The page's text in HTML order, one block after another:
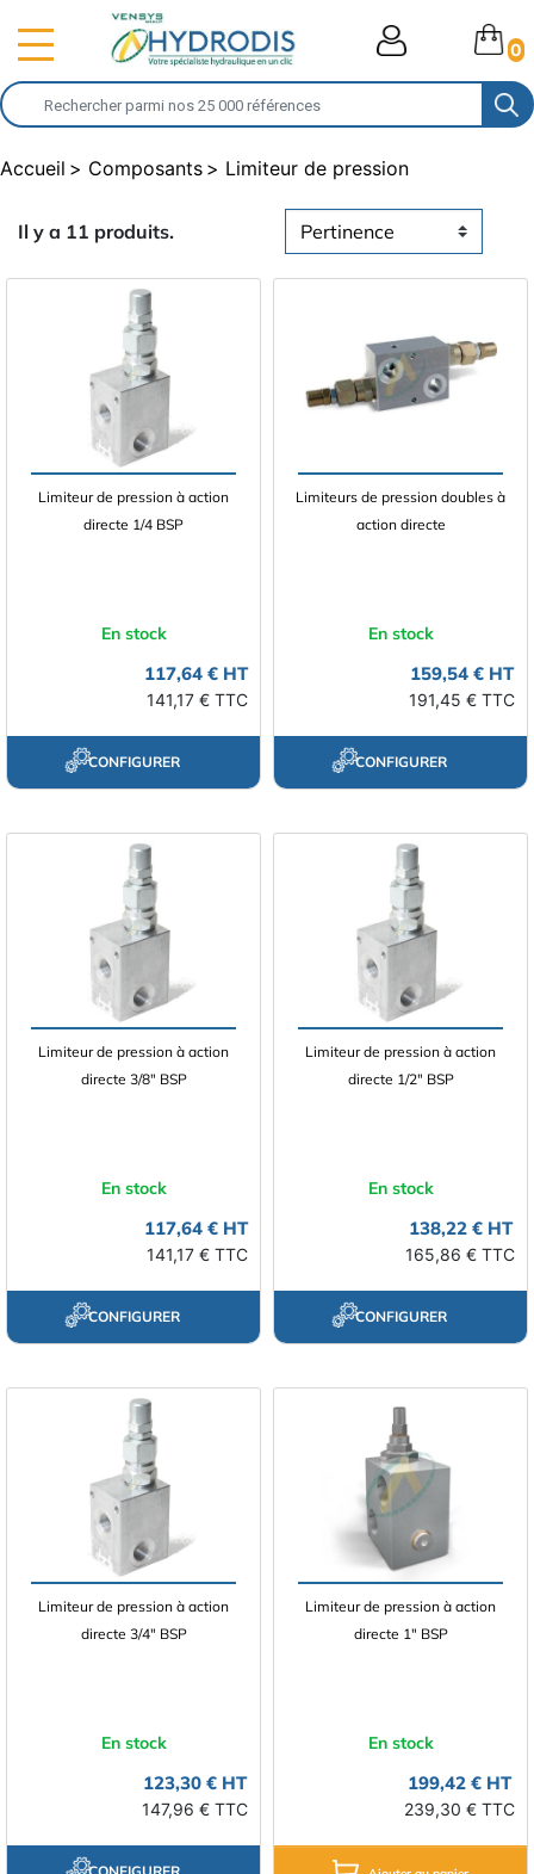
0
Accueil Composants Limiteur de pression
Il y a 11 produits.
Limiteur de pression à action
directe 1/4 BSP
En stock
117,64 € HT
141,17 € TTC
CONFIGURER
Limiteurs de pression doubles à
action directe
En stock
159,54 € HT
191,45 € TTC
CONFIGURER
Limiteur de pression à action
directe 3/8" BSP
En stock
117,64 € HT
141,17 € TTC
CONFIGURER
Limiteur de pression à action
directe 1/2" BSP
En stock
138,22 € HT
165,86 € TTC
CONFIGURER
Limiteur de pression à action
directe 3/4" BSP
En stock
123,30 € HT
147,96 € TTC
Limiteur de pression à action
directe 1" BSP
En stock
199,42 € HT
239,30 € TTC